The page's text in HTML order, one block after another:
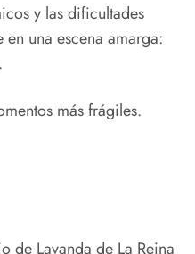
y las dificultades
una escena amarga:
más frágiles.
de Lavanda de La Reina